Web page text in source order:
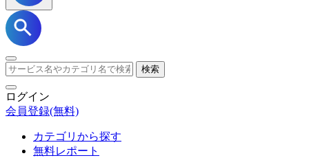
検索
ログイン
会員登録(無料)
カテゴリから探す
無料レポート